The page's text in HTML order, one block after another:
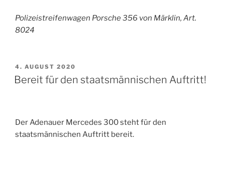
Polizeistreifenwagen Porsche 356 von Märklin, Art.
8024
VERÖFFENTLICHT
AM
4. AUGUST 2020
Bereit für den staatsmännischen Auftritt!
Der Adenauer Mercedes 300 steht für den
staatsmännischen Auftritt bereit.